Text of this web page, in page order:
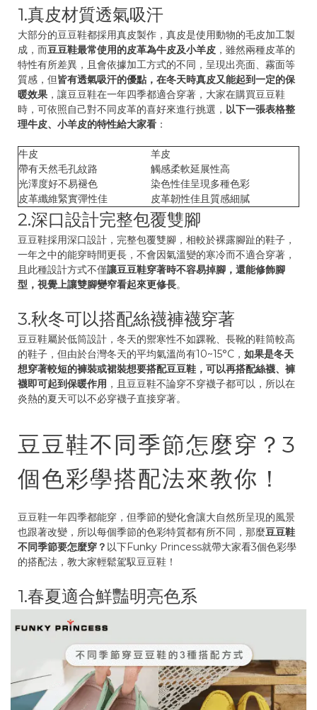
1.真皮材質透氣吸汗
大部分的豆豆鞋都採用真皮製作，真皮是使用動物的毛皮加工製
成，而豆豆鞋最常使用的皮革為牛皮及小羊皮 ，雖然兩種皮革的
特性有所差異，且會依據加工方式的不同，呈現出亮面、霧面等
質感，但皆有透氣吸汗的優點，在冬天時真皮又能起到一定的保
暖效果 ，讓豆豆鞋在一年四季都適合穿著，大家在購買豆豆鞋
時，可依照自己對不同皮革的喜好來進行挑選， 以下一張表格整
理牛皮、小羊皮的特性給大家看 ：
牛皮
羊皮
帶有天然毛孔紋路
觸感柔軟延展性高
光澤度好不易褪色
染色性佳呈現多種色彩
皮革纖維緊實彈性佳
皮革韌性佳且質感細膩
2.深口設計完整包覆雙腳
豆豆鞋採用深口設計，完整包覆雙腳，相較於裸露腳趾的鞋子，
一年之中的能穿時間更長，不會因氣溫變的寒冷而不適合穿著，
且此種設計方式不僅讓豆豆鞋穿著時不容易掉腳，還能修飾腳
型，視覺上讓雙腳變窄看起來更修長。
3.秋冬可以搭配絲襪褲襪穿著
豆豆鞋屬於低筒設計，冬天的禦寒性不如踝靴、長靴的鞋筒較高
的鞋子，但由於台灣冬天的平均氣溫尚有10~15°C， 如果是冬天
想穿著較短的褲裝或裙裝想要搭配豆豆鞋，可以再搭配絲襪、褲
襪即可起到保暖作用 ，且豆豆鞋不論穿不穿襪子都可以，所以在
炎熱的夏天可以不必穿襪子直接穿著。
豆豆鞋不同季節怎麼穿？3
個色彩學搭配法來教你！
豆豆鞋一年四季都能穿，但季節的變化會讓大自然所呈現的風景
也跟著改變，所以每個季節的色彩特質都有所不同，那麼豆豆鞋
不同季節要怎麼穿？ 以下Funky Princess就帶大家看3個色彩學
的搭配法，教大家輕鬆駕馭豆豆鞋！
1.春夏適合鮮豔明亮色系